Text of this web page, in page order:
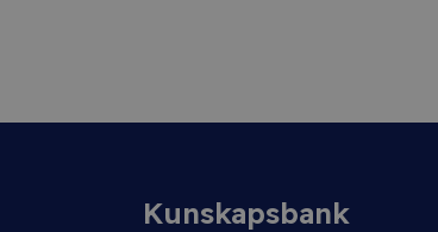
Kunskapsbank